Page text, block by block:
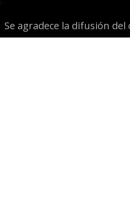
Se agradece la difusión
la fuente